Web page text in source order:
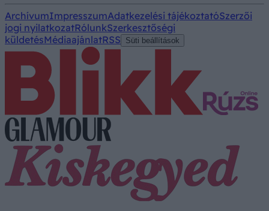
ArchívumImpresszumAdatkezelési tájékoztatóSzerzői
jogi nyilatkozatRólunkSzerkesztőségi
küldetésMédiaajánlatRSS Süti beállítások